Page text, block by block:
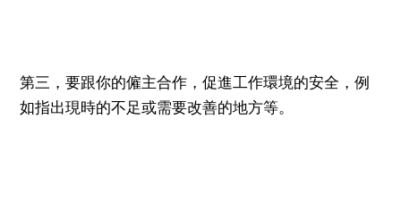
第三，要跟你的僱主合作，促進工作環境的安全，例
如指出現時的不足或需要改善的地方等。